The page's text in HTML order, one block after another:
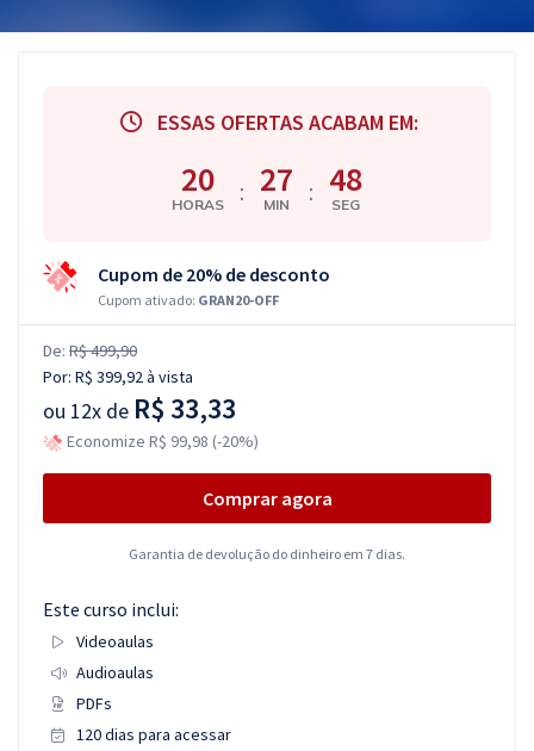
ESSAS OFERTAS ACABAM EM:
20
HORAS : 27
MIN : 47
SEG
Cupom de 20% de desconto
Cupom ativado: GRAN20-OFF
De: R$ 499,90
Por: R$ 399,92à vista
ou 12x de R$ 33,33
Economize R$ 99,98 (-20%)
Comprar agora
Garantia de devolução do dinheiro em 7 dias.
Este curso inclui:
Videoaulas
Audioaulas
PDFs
120 dias para acessar